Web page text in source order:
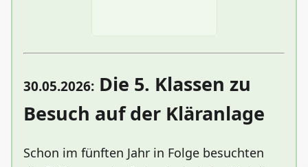
30.05.2026: Die 5. Klassen zu
Besuch auf der Kläranlage
Schon im fünften Jahr in Folge besuchten